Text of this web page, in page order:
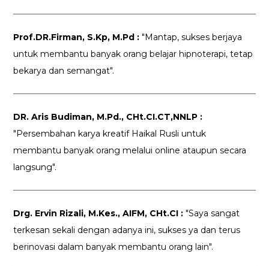
Prof.DR.Firman, S.Kp, M.Pd : "Mantap, sukses berjaya
untuk membantu banyak orang belajar hipnoterapi, tetap
bekarya dan semangat".
DR. Aris Budiman, M.Pd., CHt.CI.CT,NNLP :
"Persembahan karya kreatif Haikal Rusli untuk
membantu banyak orang melalui online ataupun secara
langsung".
Drg. Ervin Rizali, M.Kes., AIFM, CHt.CI : "Saya sangat
terkesan sekali dengan adanya ini, sukses ya dan terus
berinovasi dalam banyak membantu orang lain".